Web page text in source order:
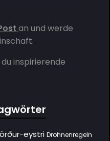
an und werde
.
inspirierende
eystri Drohnenregeln